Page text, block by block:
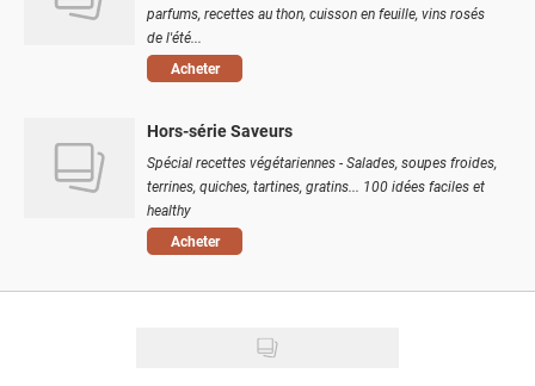
parfums, recettes au thon, cuisson en feuille, vins rosés
de l'été...
Acheter
Hors-série Saveurs
Spécial recettes végétariennes - Salades, soupes froides,
terrines, quiches, tartines, gratins... 100 idées faciles et
healthy
Acheter